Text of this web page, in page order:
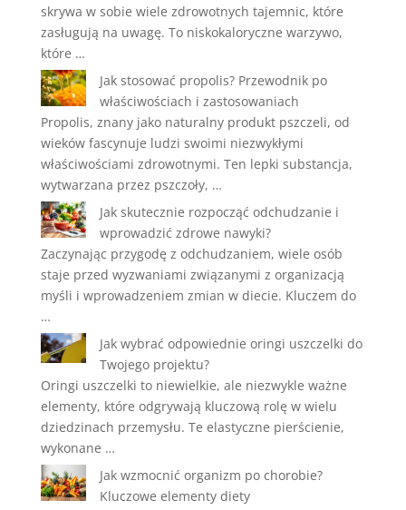
skrywa w sobie wiele zdrowotnych tajemnic, które
zasługują na uwagę. To niskokaloryczne warzywo,
które …
Jak stosować propolis? Przewodnik po
właściwościach i zastosowaniach
Propolis, znany jako naturalny produkt pszczeli, od
wieków fascynuje ludzi swoimi niezwykłymi
właściwościami zdrowotnymi. Ten lepki substancja,
wytwarzana przez pszczoły, …
Jak skutecznie rozpocząć odchudzanie i
wprowadzić zdrowe nawyki?
Zaczynając przygodę z odchudzaniem, wiele osób
staje przed wyzwaniami związanymi z organizacją
myśli i wprowadzeniem zmian w diecie. Kluczem do
…
Jak wybrać odpowiednie oringi uszczelki do
Twojego projektu?
Oringi uszczelki to niewielkie, ale niezwykle ważne
elementy, które odgrywają kluczową rolę w wielu
dziedzinach przemysłu. Te elastyczne pierścienie,
wykonane …
Jak wzmocnić organizm po chorobie?
Kluczowe elementy diety